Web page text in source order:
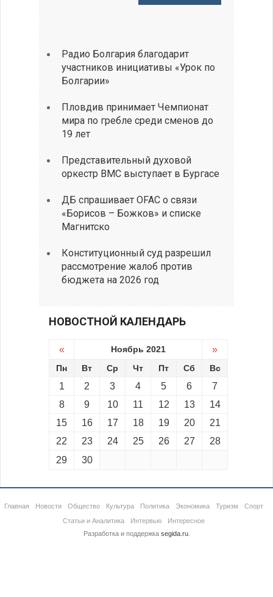
Радио Болгария благодарит
участников инициативы «Урок по
Болгарии»
Пловдив принимает Чемпионат
мира по гребле среди сменов до
19 лет
Представительный духовой
оркестр ВМС выступает в Бургасе
ДБ спрашивает OFAC о связи
«Борисов – Божков» и списке
Магнитско
Конституционный суд разрешил
рассмотрение жалоб против
бюджета на 2026 год
НОВОСТНОЙ КАЛЕНДАРЬ
« Ноябрь 2021 »
Пн Вт Ср Чт Пт Сб Вс
1 2 3 4 5 6
7
8
9 10 11 12 13
14
15
16 17 18 19 20
21
22
23 24 25 26 27
28
29
30
Главная Новости Общество Культура Политика Экономика Туризм
Спорт
Статьи и Аналитика
Интервью
Интересное
Разработка и поддержка segida.ru.